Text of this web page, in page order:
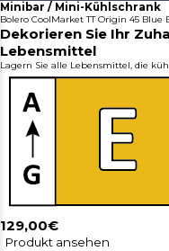
Minibar / Mini-Kühlschrank
Bolero CoolMarket TT Origin 45 Blue
Dekorieren Sie Ihr
Lebensmittel
Lagern Sie alle Lebensmittel, die
129,00€
Produkt ansehen